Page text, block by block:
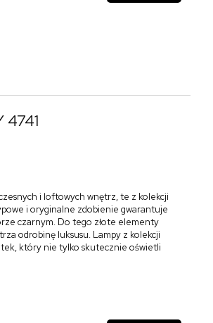
4741
i loftowych wnętrz, te z kolekcji
i oryginalne zdobienie gwarantuje
czarnym. Do tego złote elementy
odrobinę luksusu. Lampy z kolekcji
który nie tylko skutecznie oświetli